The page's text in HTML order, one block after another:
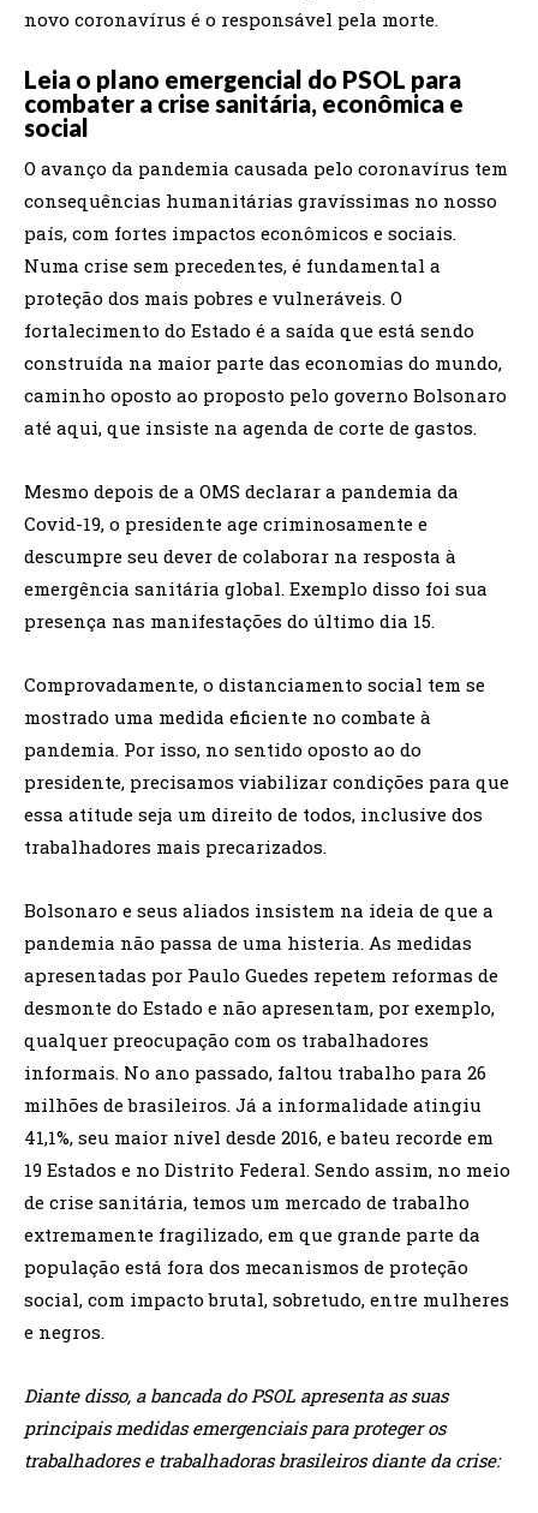
novo coronavírus é o responsável pela morte.
Leia o plano emergencial do PSOL para
combater a crise sanitária, econômica e
social
O avanço da pandemia causada pelo coronavírus tem
consequências humanitárias gravíssimas no nosso
país, com fortes impactos econômicos e sociais.
Numa crise sem precedentes, é fundamental a
proteção dos mais pobres e vulneráveis. O
fortalecimento do Estado é a saída que está sendo
construída na maior parte das economias do mundo,
caminho oposto ao proposto pelo governo Bolsonaro
até aqui, que insiste na agenda de corte de gastos.
Mesmo depois de a OMS declarar a pandemia da
Covid-19, o presidente age criminosamente e
descumpre seu dever de colaborar na resposta à
emergência sanitária global. Exemplo disso foi sua
presença nas manifestações do último dia 15.
Comprovadamente, o distanciamento social tem se
mostrado uma medida eficiente no combate à
pandemia. Por isso, no sentido oposto ao do
presidente, precisamos viabilizar condições para que
essa atitude seja um direito de todos, inclusive dos
trabalhadores mais precarizados.
Bolsonaro e seus aliados insistem na ideia de que a
pandemia não passa de uma histeria. As medidas
apresentadas por Paulo Guedes repetem reformas de
desmonte do Estado e não apresentam, por exemplo,
qualquer preocupação com os trabalhadores
informais. No ano passado, faltou trabalho para 26
milhões de brasileiros. Já a informalidade atingiu
41,1%, seu maior nível desde 2016, e bateu recorde em
19 Estados e no Distrito Federal. Sendo assim, no meio
de crise sanitária, temos um mercado de trabalho
extremamente fragilizado, em que grande parte da
população está fora dos mecanismos de proteção
social, com impacto brutal, sobretudo, entre mulheres
e negros.
Diante disso, a bancada do PSOL apresenta as suas
principais medidas emergenciais para proteger os
trabalhadores e trabalhadoras brasileiros diante da crise: